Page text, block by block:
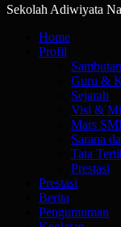
Sekolah Adiwiyata
PrimaryHome
Profil
Guru &
Sejarah
Visi &
Mars
Sarana
Tata
Prestasi
Prestasi
Berita
Pengumuman